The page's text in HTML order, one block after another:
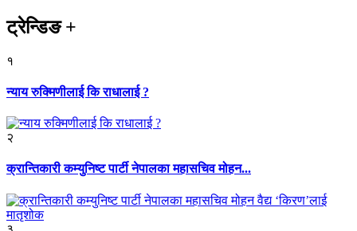
ट्रेन्डिङ+
१
न्याय रुक्मिणीलाई कि राधालाई ?
२
क्रान्तिकारी कम्युनिष्ट पार्टी नेपालका महासचिव मोहन...